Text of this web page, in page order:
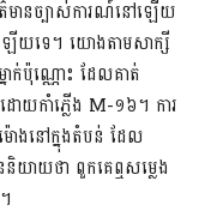
មានច្បាស់ការណ៍នៅឡើយ
ើយទេ។ យោងតាមសាក្សី
នាក់ប៉ុណ្ណោះ ដែលគាត់
ោយកាំភ្លើង M-១៦។ ការ
ោងនៅក្នុងតំបន់ ដែល
យាយថា ពួកគេឮសម្លេង